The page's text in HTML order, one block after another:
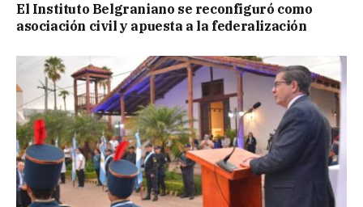
El Instituto Belgraniano se reconfiguró como
asociación civil y apuesta a la federalización